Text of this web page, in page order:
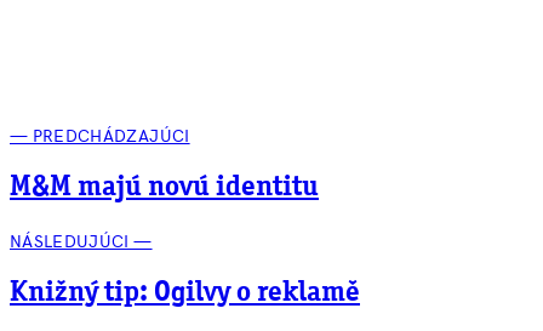
— PREDCHÁDZAJÚCI
M&M majú novú identitu
NÁSLEDUJÚCI —
Knižný tip: Ogilvy o reklamě